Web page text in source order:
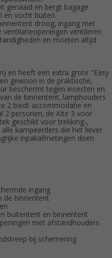
genaaid en bergt bagage
en vocht buiten.
droog, ingang met
ventilatieopeningen ventileren
en moeten altijd
en heeft een extra grote "Easy
gewoon in de praktische,
beschermt tegen insecten en
de binnentent, lamphouders
2 biedt accommodatie en
2 personen, de Kite 3 voor
geschikt voor trekking-,
kampeerders die het liever
inpakafmetingen doen
ingang
de binnentent
buitentent en binnentent
met afstandhouders
bij schemering